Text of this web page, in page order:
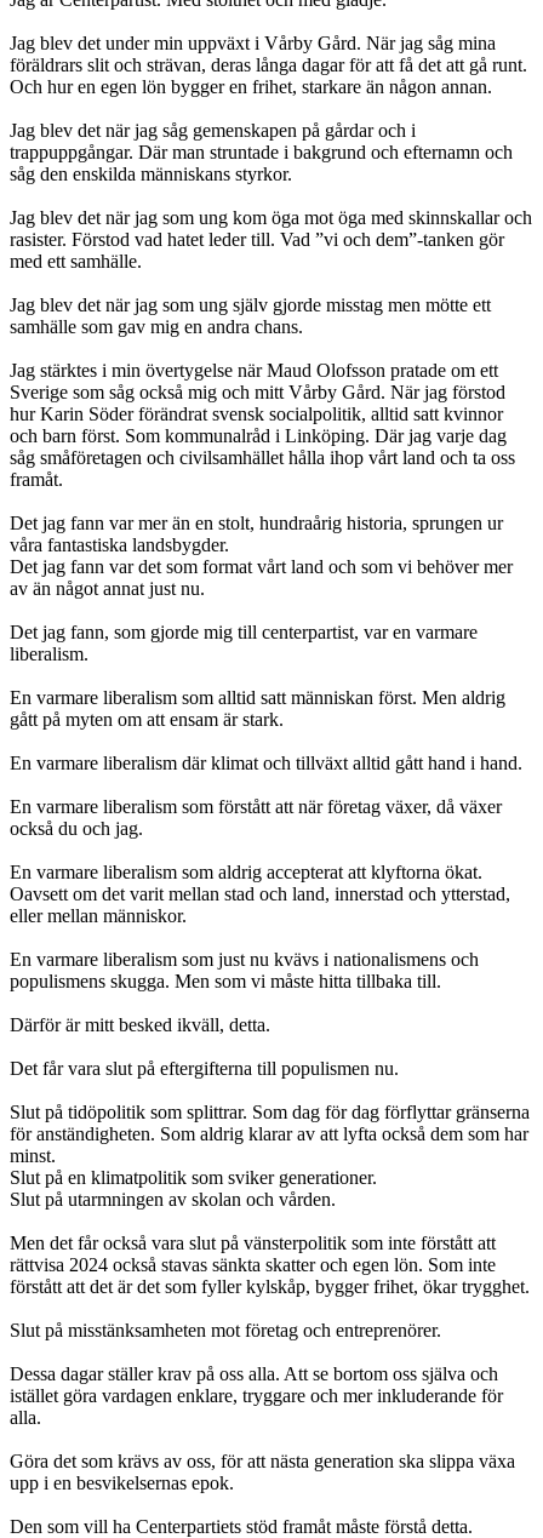
Jag blev det under min uppväxt i Vårby Gård. När jag såg mina
föräldrars slit och strävan, deras långa dagar för att få det att gå runt.
Och hur en egen lön bygger en frihet, starkare än någon annan.
Jag blev det när jag såg gemenskapen på gårdar och i
trappuppgångar. Där man struntade i bakgrund och efternamn och
såg den enskilda människans styrkor.
Jag blev det när jag som ung kom öga mot öga med skinnskallar och
rasister. Förstod vad hatet leder till. Vad ”vi och dem”-tanken gör
med ett samhälle.
Jag blev det när jag som ung själv gjorde misstag men mötte ett
samhälle som gav mig en andra chans.
Jag stärktes i min övertygelse när Maud Olofsson pratade om ett
Sverige som såg också mig och mitt Vårby Gård. När jag förstod
hur Karin Söder förändrat svensk socialpolitik, alltid satt kvinnor
och barn först. Som kommunalråd i Linköping. Där jag varje dag
såg småföretagen och civilsamhället hålla ihop vårt land och ta oss
framåt.
Det jag fann var mer än en stolt, hundraårig historia, sprungen ur
våra fantastiska landsbygder.
Det jag fann var det som format vårt land och som vi behöver mer
av än något annat just nu.
Det jag fann, som gjorde mig till centerpartist, var en varmare
liberalism.
En varmare liberalism som alltid satt människan först. Men aldrig
gått på myten om att ensam är stark.
En varmare liberalism där klimat och tillväxt alltid gått hand i hand.
En varmare liberalism som förstått att när företag växer, då växer
också du och jag.
En varmare liberalism som aldrig accepterat att klyftorna ökat.
Oavsett om det varit mellan stad och land, innerstad och ytterstad,
eller mellan människor.
En varmare liberalism som just nu kvävs i nationalismens och
populismens skugga. Men som vi måste hitta tillbaka till.
Därför är mitt besked ikväll, detta.
Det får vara slut på eftergifterna till populismen nu.
Slut på tidöpolitik som splittrar. Som dag för dag förflyttar gränserna
för anständigheten. Som aldrig klarar av att lyfta också dem som har
minst.
Slut på en klimatpolitik som sviker generationer.
Slut på utarmningen av skolan och vården.
Men det får också vara slut på vänsterpolitik som inte förstått att
rättvisa 2024 också stavas sänkta skatter och egen lön. Som inte
förstått att det är det som fyller kylskåp, bygger frihet, ökar trygghet.
Slut på misstänksamheten mot företag och entreprenörer.
Dessa dagar ställer krav på oss alla. Att se bortom oss själva och
istället göra vardagen enklare, tryggare och mer inkluderande för
alla.
Göra det som krävs av oss, för att nästa generation ska slippa växa
upp i en besvikelsernas epok.
Den som vill ha Centerpartiets stöd framåt måste förstå detta.